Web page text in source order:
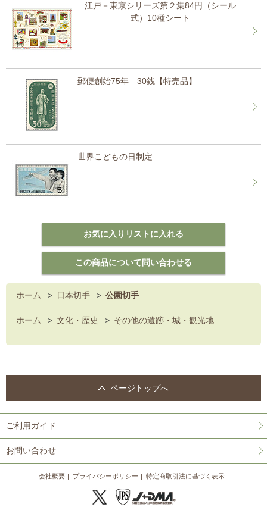
江戸－東京シリーズ第２集84円（シール
式）10種シート
郵便創始75年 30銭【特売品】
世界こどもの日制定
ホーム > 日本切手 > 公園切手
ホーム > 文化・歴史 > その他の遺跡・城・観光地
ページトップへ
ご利用ガイド
お問い合わせ
会社概要 プライバシーポリシー 特定商取引法に基づく表示